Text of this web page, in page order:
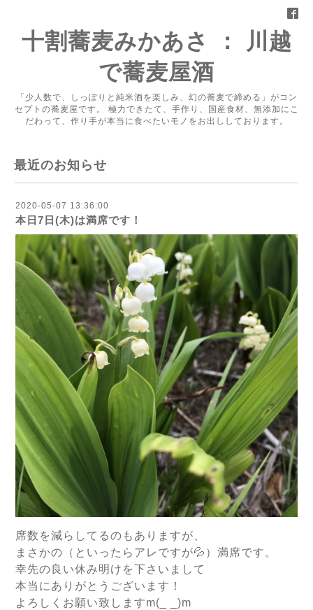
十割蕎麦みかあさ ： 川越
で蕎麦屋酒
「少人数で、しっぽりと純米酒を楽しみ、幻の蕎麦で締める」がコン
セプトの蕎麦屋です。 極力できたて、手作り、国産食材、無添加にこ
だわって、作り手が本当に食べたいモノをお出ししております。
最近のお知らせ
2020-05-07 13:36:00
本日7日(木)は満席です！
席数を減らしてるのもありますが、
まさかの（といったらアレですが💦）満席です。
幸先の良い休み明けを下さいまして
本当にありがとうございます！
よろしくお願い致しますm(_ _)m